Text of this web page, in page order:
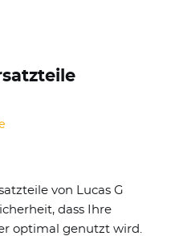
von Lucas G
dass Ihre
optimal genutzt wird.